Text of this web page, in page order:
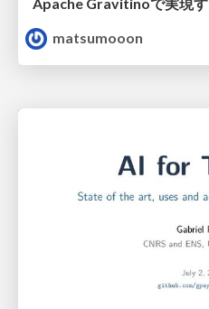
matsumooon